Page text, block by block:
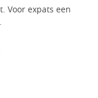
Voor expats een